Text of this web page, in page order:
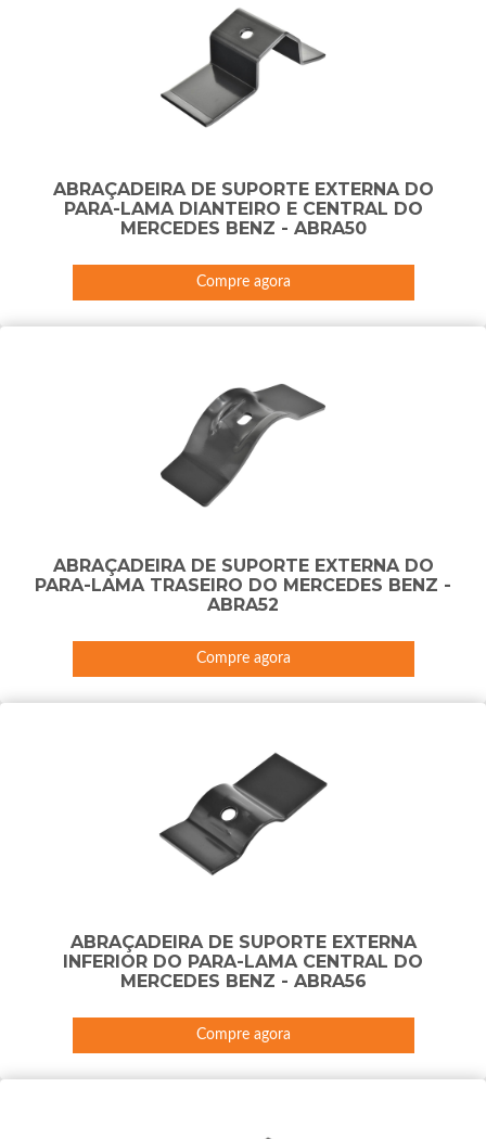
ABRAÇADEIRA DE SUPORTE EXTERNA DO
PARA-LAMA DIANTEIRO E CENTRAL DO
MERCEDES BENZ - ABRA50
Compre agora
ABRAÇADEIRA DE SUPORTE EXTERNA DO
PARA-LAMA TRASEIRO DO MERCEDES BENZ -
ABRA52
Compre agora
ABRAÇADEIRA DE SUPORTE EXTERNA
INFERIOR DO PARA-LAMA CENTRAL DO
MERCEDES BENZ - ABRA56
Compre agora